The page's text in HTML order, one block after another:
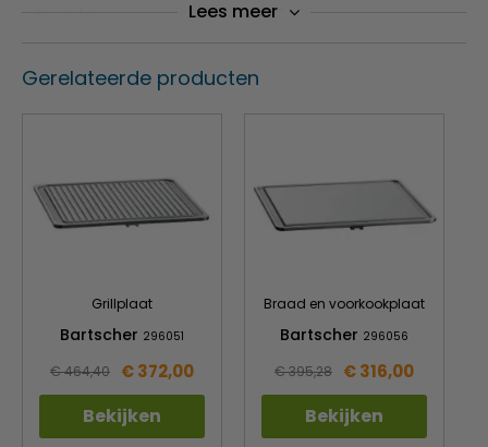
186 kilo
Lees meer
Gerelateerde producten
Grillplaat
Bartscher 296051
€ 464,40 € 372,00
Bekijken
Braad en voorkookplaat
Bartscher 296056
€ 395,28 € 316,00
Bekijken